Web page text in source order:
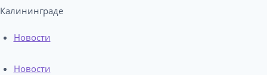
Калининграде​
Новости
Новости